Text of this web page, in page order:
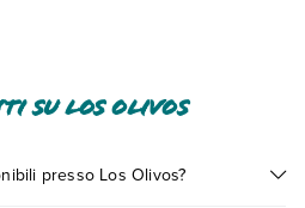
la struttura utilizzando i
della prenotazione. Piscina
gratuitamente nella camera dei
su Los Olivos
presso Los Olivos?